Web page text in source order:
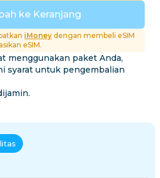
ke Keranjang
iMoney dengan membeli eSIM
eSIM.
menggunakan paket Anda,
syarat untuk pengembalian